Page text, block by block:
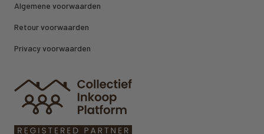
Algemene voorwaarden
Retour voorwaarden
Privacy voorwaarden